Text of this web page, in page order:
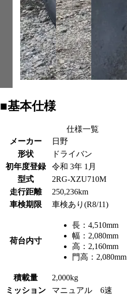
■基本仕様
仕様一覧
メーカー
日野
形状
ドライバン
初年度登録
令和 3年 1月
型式
2RG-XZU710M
走行距離
250,236km
車検期限
車検あり(R8/11)
荷台内寸
長： 4,510mm
幅： 2,080mm
高： 2,160mm
門高： 2,080mm
積載量
2,000kg
ミッション
マニュアル 6速